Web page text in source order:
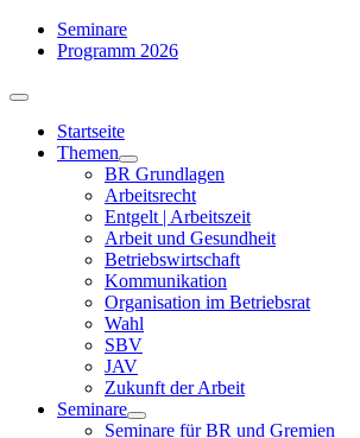
Zum
Inhalt
Seminare
Programm 2026
Toggle
NavigationStartseite
Themen
BR Grundlagen
Arbeits­recht
Entgelt | Arbeitszeit
Arbeit und Gesundheit
Betriebswirtschaft
Kommuni­kation
Organisation im Betriebsrat
Wahl
SBV
JAV
Zukunft der Arbeit
Seminare
Seminare für BR und Gremien